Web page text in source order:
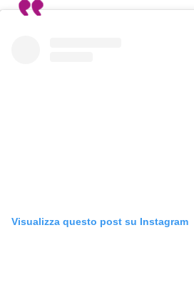
Visualizza questo post su Instagram